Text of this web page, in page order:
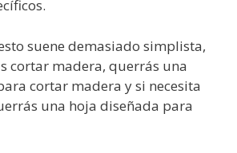
suene demasiado simplista,
cortar madera, querrás una
cortar madera y si necesita
una hoja diseñada para